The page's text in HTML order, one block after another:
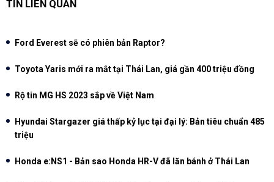
TIN LIÊN QUAN
Ford Everest sẽ có phiên bản Raptor?
Toyota Yaris mới ra mắt tại Thái Lan, giá gần 400 triệu đồng
Rộ tin MG HS 2023 sắp về Việt Nam
Hyundai Stargazer giá thấp kỷ lục tại đại lý: Bản tiêu chuẩn 485
triệu
Honda e:NS1 - Bản sao Honda HR-V đã lăn bánh ở Thái Lan